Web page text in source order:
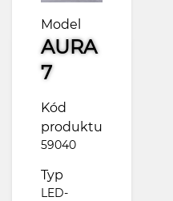
Model
AURA
7
Kód
produktu
59040
Typ
LED-